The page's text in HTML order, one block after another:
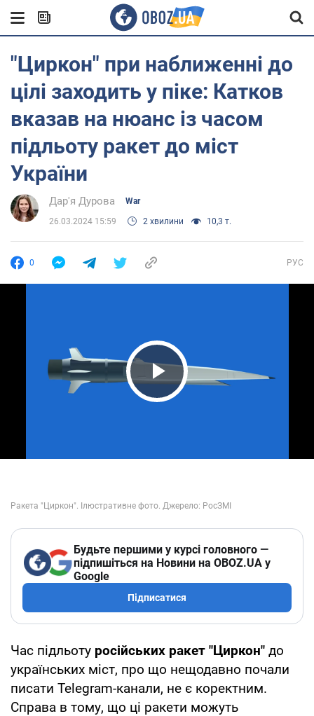
"Циркон" при наближенні до
цілі заходить у піке: Катков
вказав на нюанс із часом
підльоту ракет до міст
України
Дар'я Дурова War
26.03.2024 15:59 2 хвилини 10,3 т.
0 РУС
Play Video
Будьте першими у курсі головного —
підпишіться на Новини на OBOZ.UA у
Google
Підписатися
Час підльоту російських ракет "Циркон" до
українських міст, про що нещодавно почали
писати Telegram-канали, не є коректним.
Справа в тому, що ці ракети можуть